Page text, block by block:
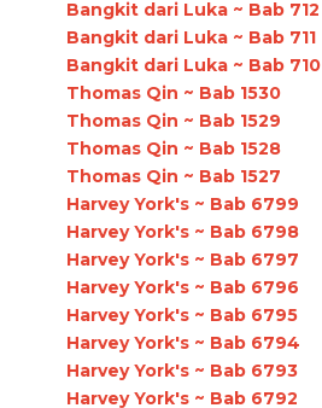
Bangkit dari Luka ~ Bab 712
Bangkit dari Luka ~ Bab 711
Bangkit dari Luka ~ Bab 710
Thomas Qin ~ Bab 1530
Thomas Qin ~ Bab 1529
Thomas Qin ~ Bab 1528
Thomas Qin ~ Bab 1527
Harvey York's ~ Bab 6799
Harvey York's ~ Bab 6798
Harvey York's ~ Bab 6797
Harvey York's ~ Bab 6796
Harvey York's ~ Bab 6795
Harvey York's ~ Bab 6794
Harvey York's ~ Bab 6793
Harvey York's ~ Bab 6792